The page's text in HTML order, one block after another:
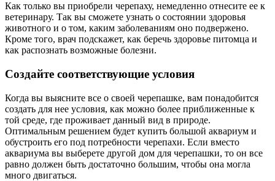
Как только вы приобрели черепаху, немедленно отнесите ее к
ветеринару. Так вы сможете узнать о состоянии здоровья
животного и о том, каким заболеваниям оно подвержено.
Кроме того, врач подскажет, как беречь здоровье питомца и
как распознать возможные болезни.
Создайте соответствующие условия
Когда вы выясните все о своей черепашке, вам понадобится
создать для нее условия, как можно более приближенные к
той среде, где проживает данный вид в природе.
Оптимальным решением будет купить большой аквариум и
обустроить его под потребности черепахи. Если вместо
аквариума вы выберете другой дом для черепашки, то он все
равно должен быть достаточно большим, чтобы она могла
много двигаться.